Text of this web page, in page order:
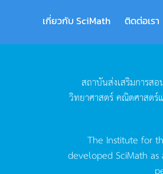
เกี่ยวกับ SciMath ติดต่อเรา
สถาบันส่งเสริมการส
วิทยาศาสตร์คณิตศาสตร์
The Institute for
developed SciMath